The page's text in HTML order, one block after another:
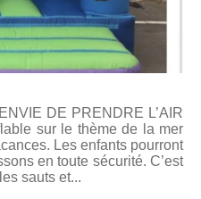
DE PRENDRE L’AIR
sur le thème de la mer
Les enfants pourront
en toute sécurité. C’est
sauts et...